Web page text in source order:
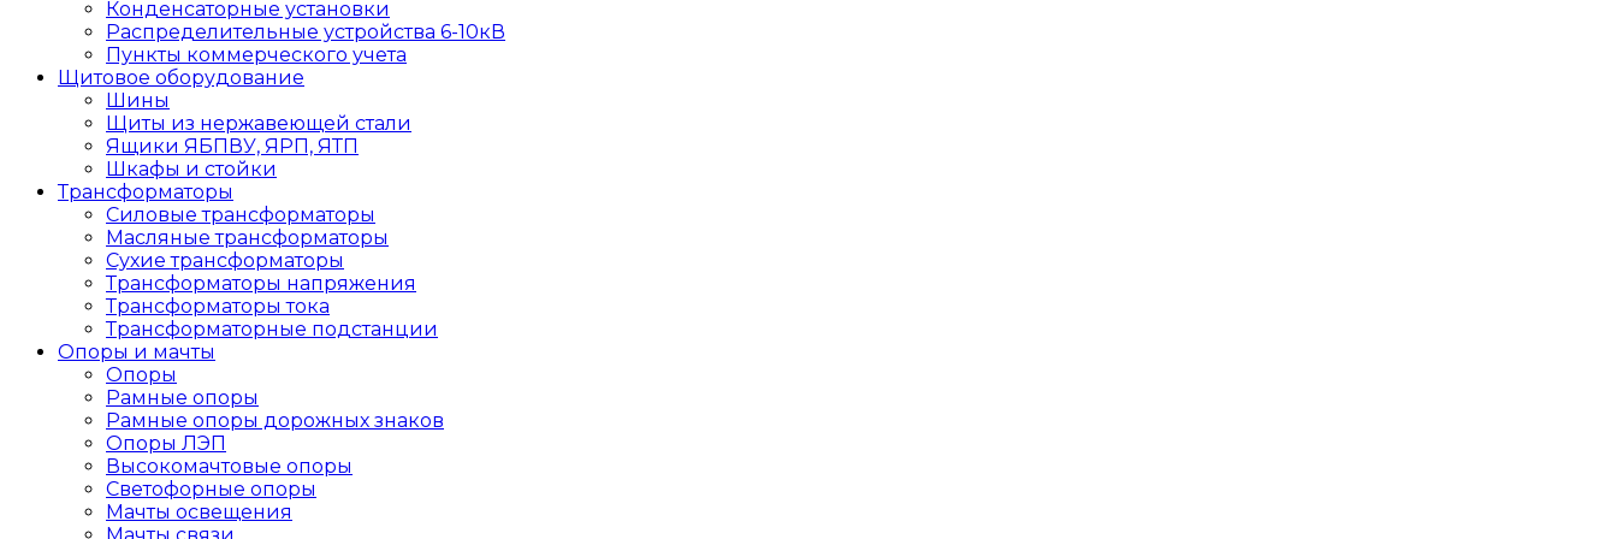
Конденсаторные установки
Распределительные устройства 6-10кВ
Пункты коммерческого учета
Щитовое оборудование
Шины
Щиты из нержавеющей стали
Ящики ЯБПВУ, ЯРП, ЯТП
Шкафы и стойки
Трансформаторы
Силовые трансформаторы
Масляные трансформаторы
Сухие трансформаторы
Трансформаторы напряжения
Трансформаторы тока
Трансформаторные подстанции
Опоры и мачты
Опоры
Рамные опоры
Рамные опоры дорожных знаков
Опоры ЛЭП
Высокомачтовые опоры
Светофорные опоры
Мачты освещения